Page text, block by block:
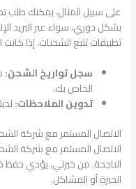
على سبيل المثال، يمكنك طلب
بشكل دوري، سواء عبر البريد
تطبيقات تتبع الشحنات، إذا
سجل تواريخ الشحن:
الخاص بك.
تدوين الملاحظات:
الاتصال المستمر مع شركة
الاتصال المستمر مع شركة
الناجحة. من خبرتي، يؤدي حفظ
الحيرة أو المشاكل.